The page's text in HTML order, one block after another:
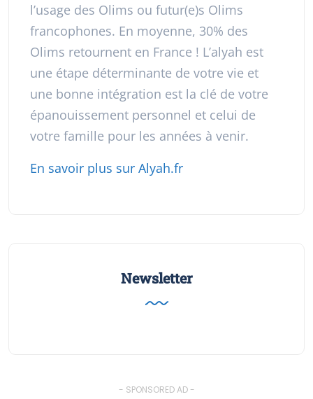
l’usage des Olims ou futur(e)s Olims
francophones. En moyenne, 30% des
Olims retournent en France ! L’alyah est
une étape déterminante de votre vie et
une bonne intégration est la clé de votre
épanouissement personnel et celui de
votre famille pour les années à venir.
En savoir plus sur Alyah.fr
Newsletter
- SPONSORED AD -